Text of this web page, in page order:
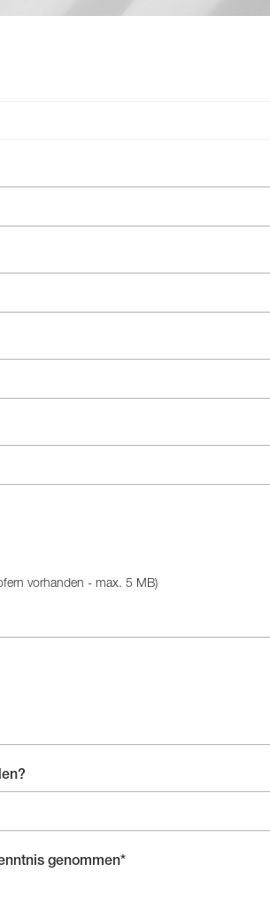
vorhanden - max. 5 MB)
genommen*